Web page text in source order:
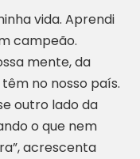
vida. Aprendi
campeão.
mente, da
no nosso país.
outro lado da
o que nem
acrescenta